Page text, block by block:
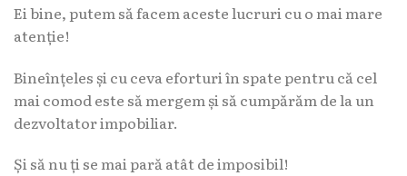
Ei bine, putem să facem aceste lucruri cu o mai mare
atenție!
Bineînțeles și cu ceva eforturi în spate pentru că cel
mai comod este să mergem și să cumpărăm de la un
dezvoltator impobiliar.
Și să nu ți se mai pară atât de imposibil!